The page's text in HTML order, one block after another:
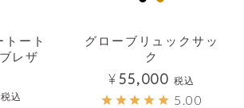
ート
レザ
税込
グローブリュックサッ
ク
¥55,000 税込
5.00